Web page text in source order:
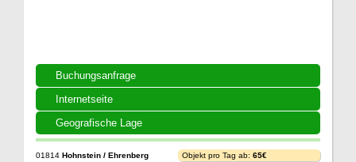
Buchungsanfrage
Internetseite
Geografische Lage
01814 Hohnstein / Ehrenberg
Objekt pro Tag ab: 65€